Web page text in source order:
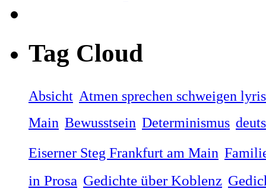
Tag Cloud
Absicht Atmen sprechen schweigen
Main Bewusstsein Determinismus
Eiserner Steg Frankfurt am Main
in Prosa Gedichte über Koblenz